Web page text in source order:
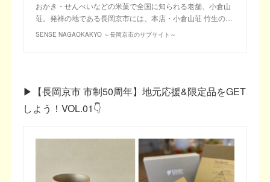
おかき・せんべいなどの米菓で全国に知られる老舗、小倉山
荘。発祥の地である長岡京市には、本店・小倉山荘 竹生の…
SENSE NAGAOKAKYO ～長岡京市のサブサイト～
▶【長岡京市 市制50周年】地元応援&限定品をGET
しよう！VOL.01👇